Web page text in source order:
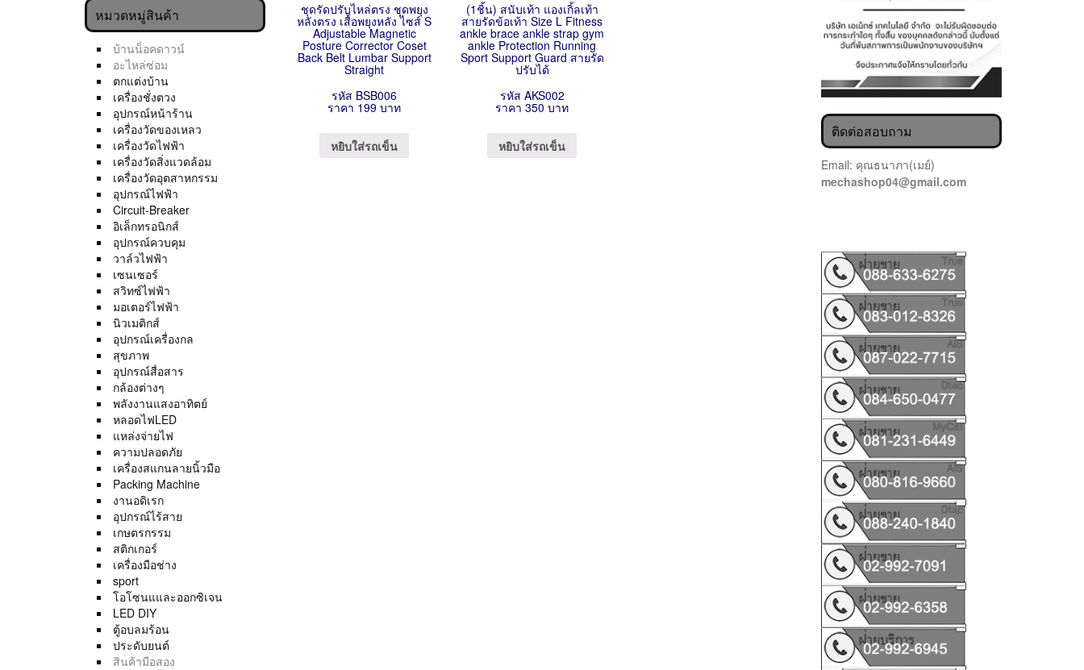
หมวดหมู่สินค้า
บ้านน็อคดาวน์
อะไหล่ซ่อม
ตกแต่งบ้าน
เครื่องชั่งตวง
อุปกรณ์หน้าร้าน
เครื่องวัดของเหลว
เครื่องวัดไฟฟ้า
เครื่องวัดสิ่งแวดล้อม
เครื่องวัดอุตสาหกรรม
อุปกรณ์ไฟฟ้า
Circuit-Breaker
อิเล็กทรอนิกส์
อุปกรณ์ควบคุม
วาล์วไฟฟ้า
เซนเซอร์
สวิทซ์ไฟฟ้า
มอเตอร์ไฟฟ้า
นิวเมติกส์
อุปกรณ์เครื่องกล
สุขภาพ
อุปกรณ์สื่อสาร
กล้องต่างๆ
พลังงานแสงอาทิตย์
หลอดไฟLED
แหล่งจ่ายไฟ
ความปลอดภัย
เครื่องสแกนลายนิ้วมือ
Packing Machine
งานอดิเรก
อุปกรณ์ไร้สาย
เกษตรกรรม
สติกเกอร์
เครื่องมือช่าง
sport
โอโซนแและออกซิเจน
LED DIY
ตู้อบลมร้อน
ประดับยนต์
สินค้ามือสอง
ชุดรัดปรับไหล่ตรง ชุดพยุง
หลังตรง เสื้อพยุงหลัง ไซส์ S
Adjustable Magnetic
Posture Corrector Coset
Back Belt Lumbar Support
Straight
รหัส BSB006
ราคา 199 บาท
หยิบใส่รถเข็น
(1ชิ้น) สนับเท้า แองเกิ้ลเท้า
สายรัดข้อเท้า Size L Fitness
ankle brace ankle strap gym
ankle Protection Running
Sport Support Guard สายรัด
ปรับได้
รหัส AKS002
ราคา 350 บาท
หยิบใส่รถเข็น
ติดต่อสอบถาม
Email: คุณธนาภา(เมย์)
mechashop04@gmail.com